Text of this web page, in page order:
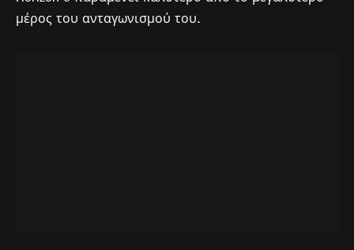
μέρος του ανταγωνισμού του.